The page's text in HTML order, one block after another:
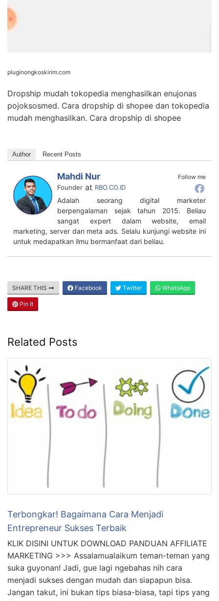
pluginongkoskirim.com
Dropship mudah tokopedia menghasilkan enujonas
pojoksosmed. Cara dropship di shopee dan tokopedia
mudah menghasilkan. Cara dropship di shopee
Author Recent Posts
Follow me
Mahdi Nur
Founder at RBO.CO.ID
Adalah seorang digital marketer
berpengalaman sejak tahun 2015. Beliau
sangat expert dalam website, email
marketing, server dan meta ads. Selalu kunjungi website ini
untuk medapatkan ilmu bermanfaat dari beliau.
SHARE THIS Facebook Twitter WhatsApp
Pin It
Related Posts
Terbongkar! Bagaimana Cara Menjadi
Entrepreneur Sukses Terbaik
KLIK DISINI UNTUK DOWNLOAD PANDUAN AFFILIATE
MARKETING >>> Assalamualaikum teman-teman yang
suka guyonan! Jadi, gue lagi ngebahas nih cara
menjadi sukses dengan mudah dan siapapun bisa.
Jangan takut, ini bukan tips biasa-biasa, tapi tips yang